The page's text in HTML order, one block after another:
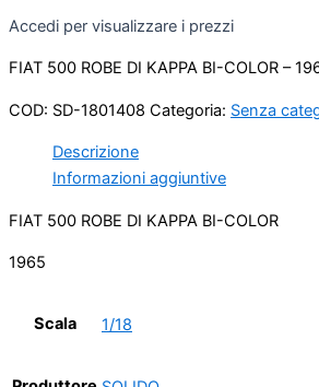
Accedi per visualizzare i prezzi
FIAT 500 ROBE DI KAPPA BI-COLOR –
COD: SD-1801408 Categoria: Senza
Descrizione
Informazioni aggiuntive
FIAT 500 ROBE DI KAPPA BI-COLOR
1965
Scala 1/18